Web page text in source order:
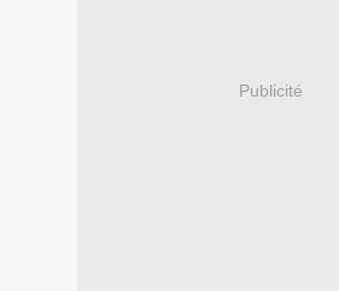
Publicité